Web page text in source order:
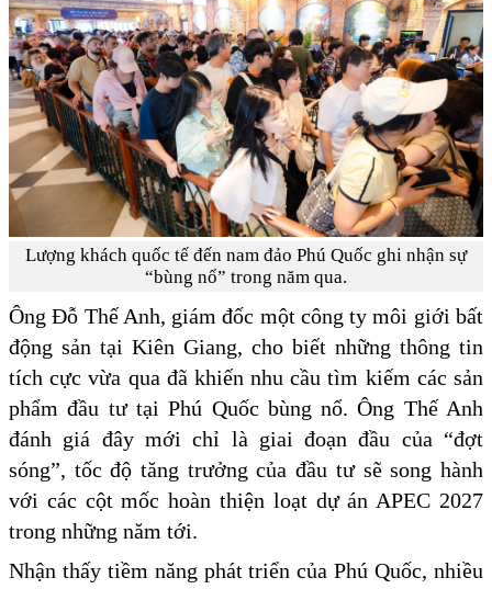
Lượng khách quốc tế đến nam đảo Phú Quốc ghi nhận sự
“bùng nổ” trong năm qua.
Ông Đỗ Thế Anh, giám đốc một công ty môi giới bất
động sản tại Kiên Giang, cho biết những thông tin
tích cực vừa qua đã khiến nhu cầu tìm kiếm các sản
phẩm đầu tư tại Phú Quốc bùng nổ. Ông Thế Anh
đánh giá đây mới chỉ là giai đoạn đầu của “đợt
sóng”, tốc độ tăng trưởng của đầu tư sẽ song hành
với các cột mốc hoàn thiện loạt dự án APEC 2027
trong những năm tới.
Nhận thấy tiềm năng phát triển của Phú Quốc, nhiều